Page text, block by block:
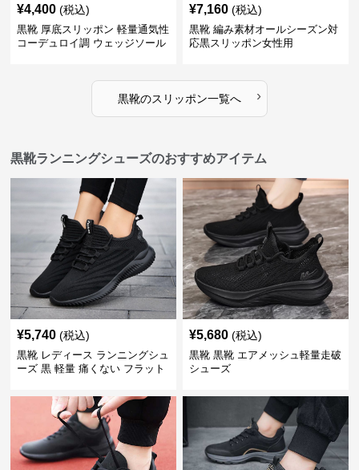
¥4,400 (税込)
黒靴 厚底スリッポン 軽量通気性
コーデュロイ調 ウェッジソール
¥7,160 (税込)
黒靴 編み素材オールシーズン対
応黒スリッポン女性用
黒靴のスリッポン一覧へ ›
黒靴ランニングシューズのおすすめアイテム
¥5,740 (税込)
黒靴 レディース ランニングシュ
ーズ 黒 軽量 痛くない フラット
¥5,680 (税込)
黒靴 黒靴 エアメッシュ軽量走破
シューズ